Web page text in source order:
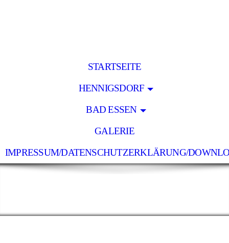
STARTSEITE
HENNIGSDORF
BAD ESSEN
GALERIE
IMPRESSUM/DATENSCHUTZERKLÄRUNG/